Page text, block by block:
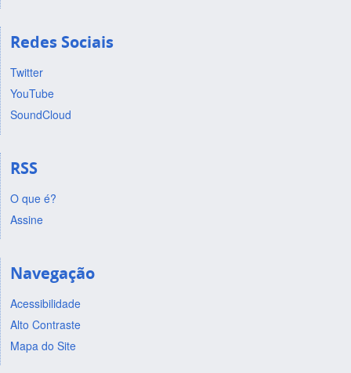
Redes Sociais
Twitter
YouTube
SoundCloud
RSS
O que é?
Assine
Navegação
Acessibilidade
Alto Contraste
Mapa do Site